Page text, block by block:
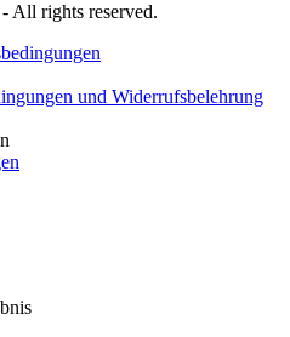
- All rights reserved.
und Widerrufsbelehrung